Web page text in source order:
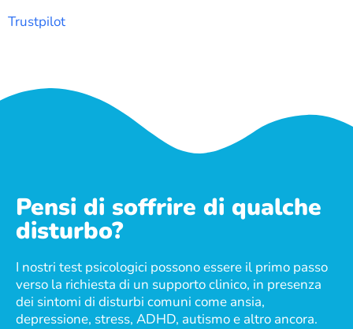
Trustpilot
Pensi di soffrire di qualche
disturbo?
I nostri test psicologici possono essere il primo passo
verso la richiesta di un supporto clinico, in presenza
dei sintomi di disturbi comuni come ansia,
depressione, stress, ADHD, autismo e altro ancora.